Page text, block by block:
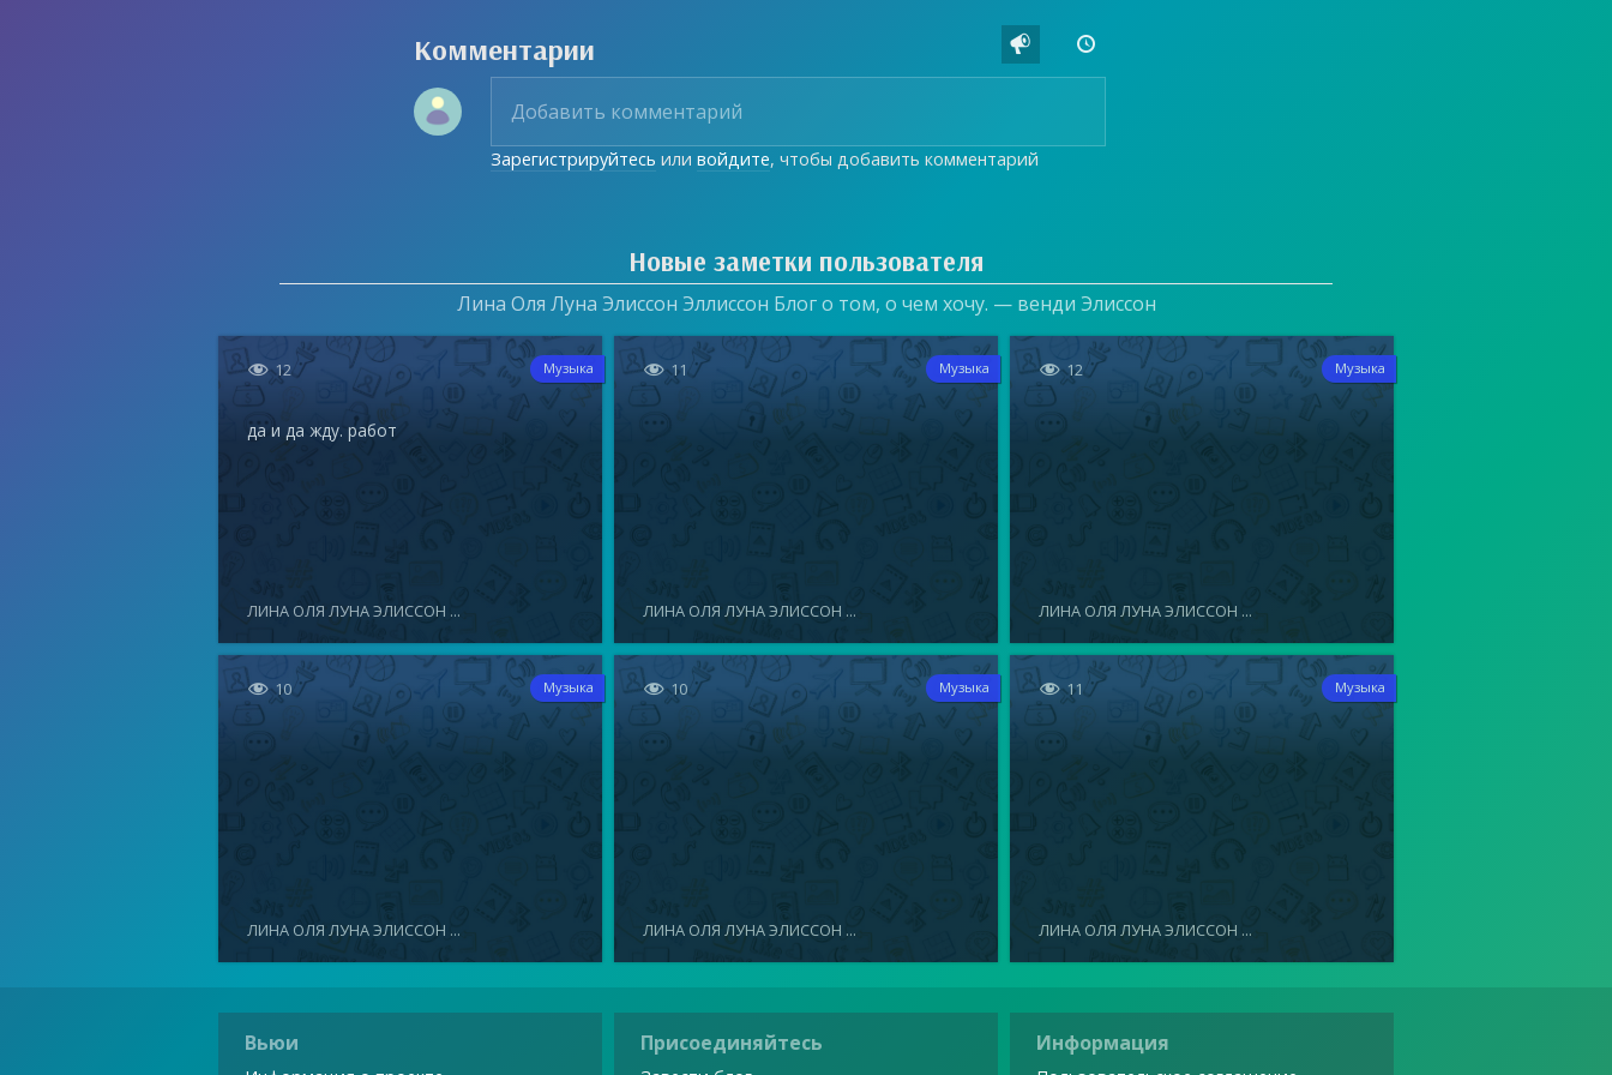
Комментарии  
Зарегистрируйтесь иливойдите, чтобы добавить комментарий
Новые заметки пользователя
Лина Оля Луна Элиссон Эллиссон Блог о том, о чем хочу. — венди Элиссон
 12 Музыка
да и да жду. работ
ЛИНА ОЛЯ ЛУНА ЭЛИССОН ...
 11 Музыка
ЛИНА ОЛЯ ЛУНА ЭЛИССОН ...
 12 Музыка
ЛИНА ОЛЯ ЛУНА ЭЛИССОН ...
 10 Музыка
ЛИНА ОЛЯ ЛУНА ЭЛИССОН ...
 10 Музыка
ЛИНА ОЛЯ ЛУНА ЭЛИССОН ...
 11 Музыка
ЛИНА ОЛЯ ЛУНА ЭЛИССОН ...
Вьюи Присоединяйтесь Информация